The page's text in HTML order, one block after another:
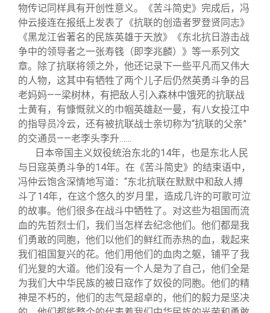
物传记同样具有开创性意义。《苦斗简史》完成后，冯
仲云接连在报纸上发表了《抗联的创造者罗登贤同志》
《黑龙江省著名的民族英雄于天放》《东北抗日游击战
争中的领导者之一张寿篯（即李兆麟）》等一系列文
章。除了抗联将领之外，他还记录下一些平凡而又伟大
的人物，这其中有牺牲了两个儿子后仍然英勇斗争的吕
老妈妈——梁树林，有把敌人引入森林中饿死的抗联战
士黄有，有慷慨就义的巾帼英雄赵一曼，有八女投江中
的指导员冷云，还有被抗联战士亲切称为“抗联的父亲”
的交通员——老李头李升……
日本帝国主义奴役统治东北的14年，也是东北人民
与日寇英勇斗争的14年。在《苦斗简史》的结束语中，
冯仲云饱含深情地写道：“东北抗联在默默中和敌人搏
斗了14年，在这个悠久的岁月里，造成几许的可歌可泣
的故事。他们很多在战斗中牺牲了。对这些为祖国而流
血的先哲烈士们，我们当怎样去纪念他们。他们都是我
们勇敢的同胞，他们以他们的鲜红而赤热的血，栽起来
我们祖国复兴的花。他们用他们的血肉之躯，铺平了我
们光复的大道。他们没有一个人是为了自己，他们全是
为我们大中华民族的被日寇作了奴役的同胞。他们的精
神是不朽的，他们的志气是超卓的，他们的毅力是坚决